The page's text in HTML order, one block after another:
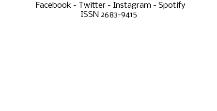
Facebook - Twitter - Instagram - Spotify
ISSN 2683-9415